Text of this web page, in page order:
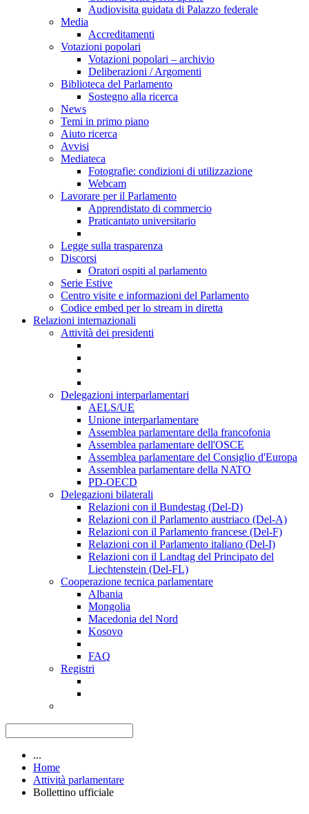
Audiovisita guidata di Palazzo federale
Media
Accreditamenti
Votazioni popolari
Votazioni popolari – archivio
Deliberazioni / Argomenti
Biblioteca del Parlamento
Sostegno alla ricerca
News
Temi in primo piano
Aiuto ricerca
Avvisi
Mediateca
Fotografie: condizioni di utilizzazione
Webcam
Lavorare per il Parlamento
Apprendistato di commercio
Praticantato universitario
Legge sulla trasparenza
Discorsi
Oratori ospiti al parlamento
Serie Estive
Centro visite e informazioni del Parlamento
Codice embed per lo stream in diretta
Relazioni internazionali
Attività dei presidenti
Delegazioni interparlamentari
AELS/UE
Unione interparlamentare
Assemblea parlamentare della francofonia
Assemblea parlamentare dell'OSCE
Assemblea parlamentare del Consiglio d'Europa
Assemblea parlamentare della NATO
PD-OECD
Delegazioni bilaterali
Relazioni con il Bundestag (Del-D)
Relazioni con il Parlamento austriaco (Del-A)
Relazioni con il Parlamento francese (Del-F)
Relazioni con il Parlamento italiano (Del-I)
Relazioni con il Landtag del Principato del
Liechtenstein (Del-FL)
Cooperazione tecnica parlamentare
Albania
Mongolia
Macedonia del Nord
Kosovo
FAQ
Registri
...
Home
Attività parlamentare
Bollettino ufficiale